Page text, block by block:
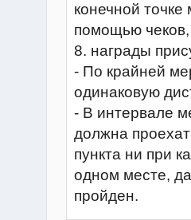
конечной
помощью чеков,
8. награды
- По крайней
одинаковую
- В интервале
должна
пункта ни при
одном месте,
пройден.